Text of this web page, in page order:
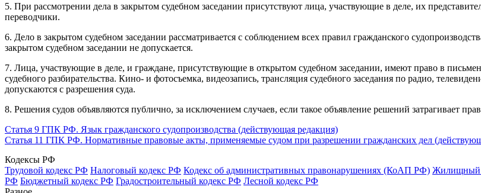
5. При рассмотрении дела в закрытом судебном заседании присутствуют лица, участвующие в деле, их
переводчики.
6. Дело в закрытом судебном заседании рассматривается с соблюдением всех правил гражданского
закрытом судебном заседании не допускается.
7. Лица, участвующие в деле, и граждане, присутствующие в открытом судебном заседании, имеют право в
судебного разбирательства. Кино- и фотосъемка, видеозапись, трансляция судебного заседания по радио,
допускаются с разрешения суда.
8. Решения судов объявляются публично, за исключением случаев, если такое объявление решений затрагивает
Статья 9 ГПК РФ. Язык гражданского судопроизводства (действующая редакция)
Статья 11 ГПК РФ. Нормативные правовые акты, применяемые судом при разрешении гражданских дел
Кодексы РФ
Трудовой кодекс РФ Налоговый кодекс РФ Кодекс об административных правонарушениях (КоАП РФ) Жилищный
РФ Бюджетный кодекс РФ Градостроительный кодекс РФ Лесной кодекс РФ